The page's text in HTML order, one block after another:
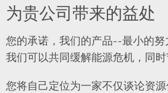
为贵公司带来的益处
您的承诺，我们的产品--最小的努
我们可以共同缓解能源危机，同时
您将自己定位为一家不仅谈论资